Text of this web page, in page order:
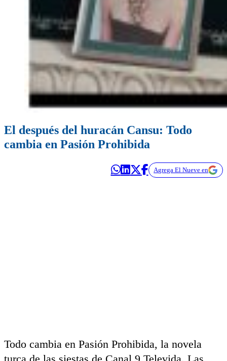
El después del huracán Cansu: Todo
cambia en Pasión Prohibida
Agrega El Nueve en
Todo cambia en Pasión Prohibida, la novela